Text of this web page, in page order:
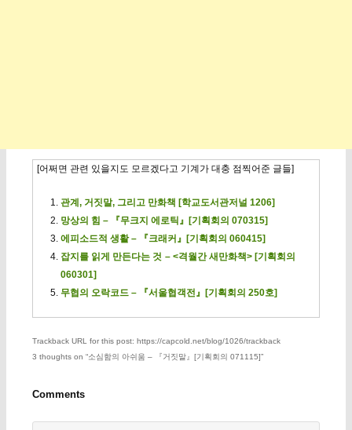
[어쩌면 관련 있을지도 모르겠다고 기계가 대충 점찍어준 글들]
관계, 거짓말, 그리고 만화책 [학교도서관저널 1206]
망상의 힘 – 『무크지 에로틱』[기획회의 070315]
에피소드적 생활 – 『크래커』[기획회의 060415]
잡지를 읽게 만든다는 것 – <격월간 새만화책> [기획회의
060301]
무협의 오락코드 – 『서울협객전』[기획회의 250호]
Trackback URL for this post: https://capcold.net/blog/1026/trackback
3 thoughts on “소심함의 아쉬움 – 『거짓말』[기획회의 071115]”
Comments